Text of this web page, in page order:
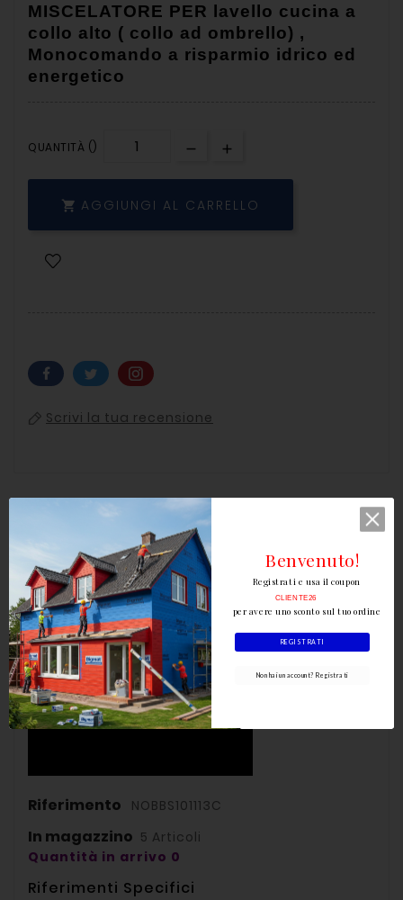
MISCELATORE PER lavello cucina a
collo alto ( collo ad ombrello) ,
Monocomando a risparmio idrico ed
energetico
QUANTITÀ ()
 AGGIUNGI AL CARRELLO
Scrivi la tua recensione
Dettagli del prodotto
Riferimento NOBBS101113C
In magazzino 5 Articoli
Quantità in arrivo 0
Riferimenti Specifici
REGISTRATI
Non hai un account? Registrati
Registrati e usa il coupon
per avere uno sconto sul tuo ordine
CLIENTE26
Benvenuto!